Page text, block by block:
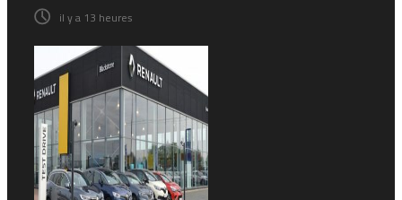
il y a 13 heures